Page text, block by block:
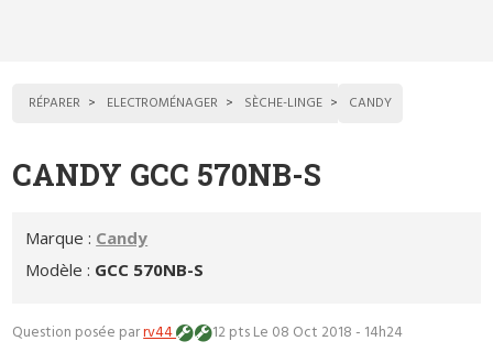
RÉPARER ELECTROMÉNAGER SÈCHE-LINGE CANDY
CANDY GCC 570NB-S
Marque : Candy
Modèle : GCC 570NB-S
Question posée parrv44 12 ptsLe 08 Oct 2018 - 14h24